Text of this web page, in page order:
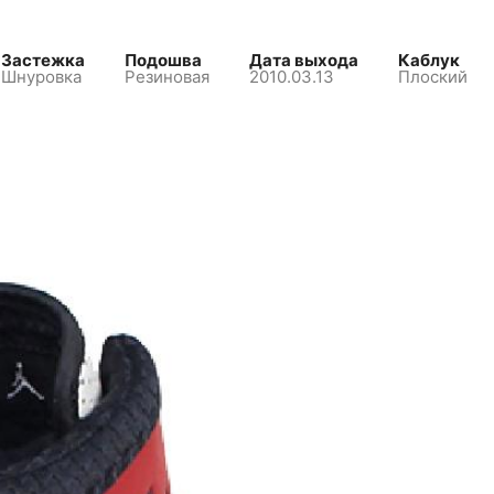
Застежка
Шнуровка
Подошва
Резиновая
Дата выхода
2010.03.13
Каблук
Плоский